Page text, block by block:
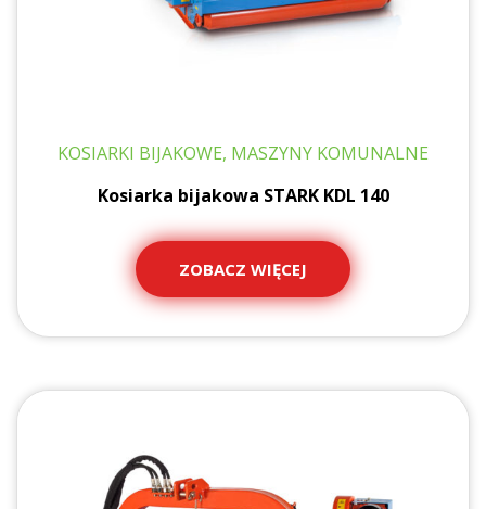
KOSIARKI BIJAKOWE, MASZYNY KOMUNALNE
Kosiarka bijakowa STARK KDL 140
ZOBACZ WIĘCEJ